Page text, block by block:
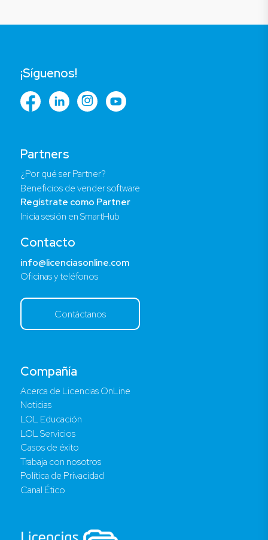
Compañía
Acerca de Licencias OnLine
Noticias
LOL Educación
LOL Servicios
Casos de éxito
Trabaja con nosotros
Política de Privacidad
Canal Ético
Partners
¿Por qué ser Partner?
Beneficios de vender software
Regístrate como Partner
Inicia sesión en SmartHub
Contacto
info@licenciasonline.com
Oficinas y teléfonos
Contáctanos
¡Síguenos!